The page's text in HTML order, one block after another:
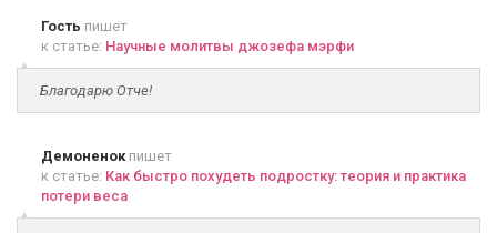
Гость пишет
к статье: Научные молитвы джозефа мэрфи
Благодарю Отче!
Демоненокпишет
к статье: Как быстро похудеть подростку: теория и практика
потери веса